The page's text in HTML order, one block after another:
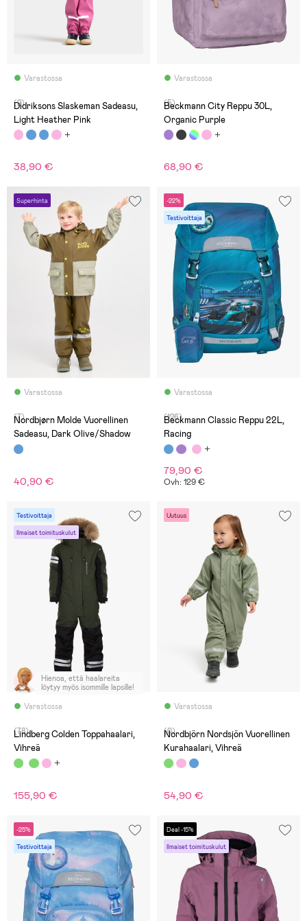
Varastossa
(2)
Didriksons Slaskeman Sadeasu,
Light Heather Pink
38,90 €
Varastossa
(5)
Beckmann City Reppu 30L,
Organic Purple
68,90 €
Superhinta
Varastossa
(7)
Nordbjørn Molde Vuorellinen
Sadeasu, Dark Olive/Shadow
40,90 €
-22%
Testivoittaja
Varastossa
(126)
Beckmann Classic Reppu 22L,
Racing
79,90 €
Ovh: 129 €
Testivoittaja
Ilmaiset toimituskulut
Varastossa
Hienoa, että haalareita
löytyy myös isommille lapsille!
(78)
Lindberg Colden Toppahaalari,
Vihreä
155,90 €
Uutuus
Varastossa
(0)
Nordbjörn Nordsjön Vuorellinen
Kurahaalari, Vihreä
54,90 €
-25%
Testivoittaja
Deal -15%
Ilmaiset toimituskulut